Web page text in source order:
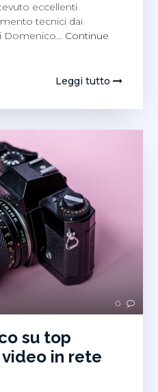
eccellenti
tecnici dai
Domenico… Continue
Leggi tutto
0
su top
in rete